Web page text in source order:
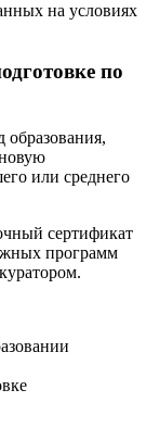
на условиях
по
образования,
или среднего
сертификат
программ